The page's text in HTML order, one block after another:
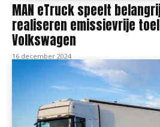
MAN eTruck speelt
realiseren emissievrije
Volkswagen
16 december 2024